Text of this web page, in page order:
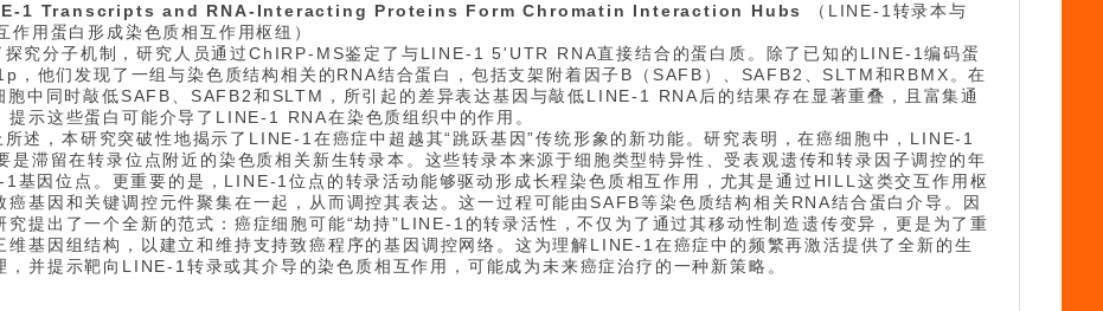
1 Transcripts and RNA-Interacting Proteins Form Chromatin Interaction Hubs
（LINE-1转录本与
作用蛋白形成染色质相互作用枢纽）
探究分子机制，研究人员通过ChIRP-MS鉴定了与LINE-1 5'UTR RNA直接结合的蛋白质。除了已知的LINE-1编码蛋
，他们发现了一组与染色质结构相关的RNA结合蛋白，包括支架附着因子B（SAFB）、SAFB2、SLTM和RBMX。在
胞中同时敲低SAFB、SAFB2和SLTM，所引起的差异表达基因与敲低LINE-1 RNA后的结果存在显著重叠，且富集通
提示这些蛋白可能介导了LINE-1 RNA在染色质组织中的作用。
所述，本研究突破性地揭示了LINE-1在癌症中超越其“跳跃基因”传统形象的新功能。研究表明，在癌细胞中，LINE-1
是滞留在转录位点附近的染色质相关新生转录本。这些转录本来源于细胞类型特异性、受表观遗传和转录因子调控的年
基因位点。更重要的是，LINE-1位点的转录活动能够驱动形成长程染色质相互作用，尤其是通过HILL这类交互作用枢
癌基因和关键调控元件聚集在一起，从而调控其表达。这一过程可能由SAFB等染色质结构相关RNA结合蛋白介导。因
究提出了一个全新的范式：癌症细胞可能“劫持”LINE-1的转录活性，不仅为了通过其移动性制造遗传变异，更是为了重
维基因组结构，以建立和维持支持致癌程序的基因调控网络。这为理解LINE-1在癌症中的频繁再激活提供了全新的生
，并提示靶向LINE-1转录或其介导的染色质相互作用，可能成为未来癌症治疗的一种新策略。